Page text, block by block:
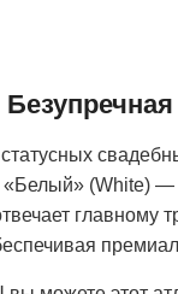
статусных
«Белый» (White)
главному